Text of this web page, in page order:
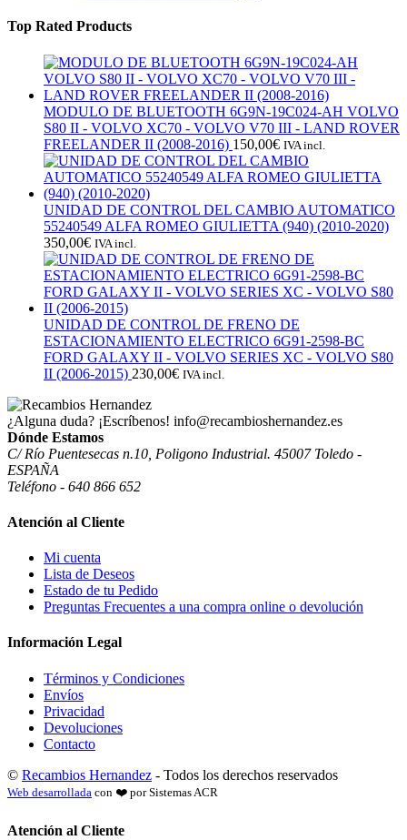
Top Rated Products
MODULO DE BLUETOOTH 6G9N-19C024-AH VOLVO
S80 II - VOLVO XC70 - VOLVO V70 III - LAND ROVER
FREELANDER II (2008-2016) 150,00€ IVA incl.
UNIDAD DE CONTROL DEL CAMBIO AUTOMATICO
55240549 ALFA ROMEO GIULIETTA (940) (2010-2020)
350,00€ IVA incl.
UNIDAD DE CONTROL DE FRENO DE
ESTACIONAMIENTO ELECTRICO 6G91-2598-BC
FORD GALAXY II - VOLVO SERIES XC - VOLVO S80
II (2006-2015) 230,00€ IVA incl.
¿Alguna duda? ¡Escríbenos! info@recambioshernandez.es
Dónde Estamos
C/ Río Puentesecas n.10, Poligono Industrial. 45007 Toledo -
ESPAÑA
Teléfono - 640 866 652
Atención al Cliente
Mi cuenta
Lista de Deseos
Estado de tu Pedido
Preguntas Frecuentes a una compra online o devolución
Información Legal
Términos y Condiciones
Envíos
Privacidad
Devoluciones
Contacto
© Recambios Hernandez - Todos los derechos reservados
Web desarrollada con ❤️ por Sistemas ACR
Atención al Cliente